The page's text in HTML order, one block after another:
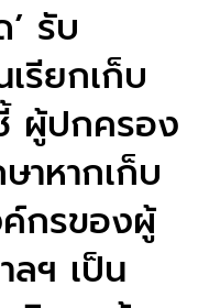
รับ
รียกเก็บ
ผู้ปกครอง
าหากเก็บ
ค์กรของผู้
ลฯ เป็น